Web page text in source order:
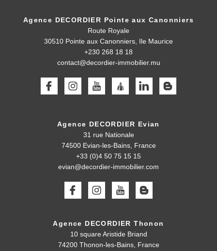
Agence DECORDIER Pointe aux Canonniers
Route Royale
30510 Pointe aux Canonniers, Ile Maurice
+230 268 18 18
contact@decordier-immobilier.mu
Agence DECORDIER Evian
31 rue Nationale
74500 Evian-les-Bains, France
+33 (0)4 50 75 15 15
evian@decordier-immobilier.com
Agence DECORDIER Thonon
10 square Aristide Briand
74200 Thonon-les-Bains, France